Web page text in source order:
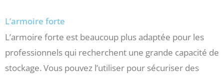
L’armoire forte
L’armoire forte est beaucoup plus adaptée pour les
professionnels qui recherchent une grande capacité de
stockage. Vous pouvez l’utiliser pour sécuriser des